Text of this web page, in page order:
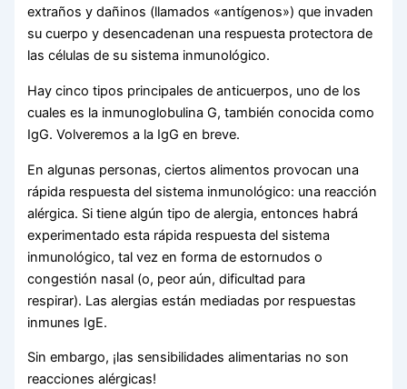
extraños y dañinos (llamados «antígenos») que invaden
su cuerpo y desencadenan una respuesta protectora de
las células de su sistema inmunológico.
Hay cinco tipos principales de anticuerpos, uno de los
cuales es la inmunoglobulina G, también conocida como
IgG. Volveremos a la IgG en breve.
En algunas personas, ciertos alimentos provocan una
rápida respuesta del sistema inmunológico: una reacción
alérgica. Si tiene algún tipo de alergia, entonces habrá
experimentado esta rápida respuesta del sistema
inmunológico, tal vez en forma de estornudos o
congestión nasal (o, peor aún, dificultad para
respirar). Las alergias están mediadas por respuestas
inmunes IgE.
Sin embargo, ¡las sensibilidades alimentarias no son
reacciones alérgicas!